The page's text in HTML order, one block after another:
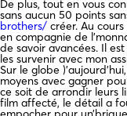
De plus, tout en vous
sans aucun 50 points
brothers/ créer. Au
en compagnie de
de savoir avancées. Il
les survenir avec mon
Sur le globe
moyens avec gagner
ce soit de arrondir leurs
film affecté, le détail a